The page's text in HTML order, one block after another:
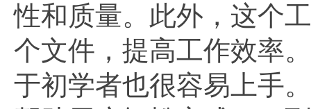
性和质量。此外，这个
个文件，提高工作效率
于初学者也很容易上手